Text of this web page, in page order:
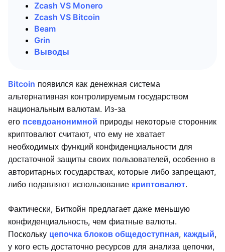
Zcash VS Monero
Zcash VS Bitcoin
Beam
Grin
Выводы
Bitcoin появился как денежная система
альтернативная контролируемым государством
национальным валютам. Из-за
его псевдоанонимной природы некоторые сторонник
криптовалют считают, что ему не хватает
необходимых функций конфиденциальности для
достаточной защиты своих пользователей, особенно в
авторитарных государствах, которые либо запрещают,
либо подавляют использование криптовалют.
Фактически, Биткойн предлагает даже меньшую
конфиденциальность, чем фиатные валюты.
Поскольку цепочка блоков общедоступная, каждый,
у кого есть достаточно ресурсов для анализа цепочки,